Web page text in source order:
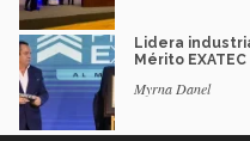
Lidera
Mérito
Myrna Danel